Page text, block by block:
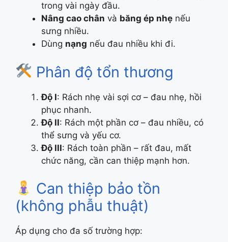
trong vài ngày đầu.
Nâng cao chân và băng ép nhẹ nếu
sưng nhiều.
Dùng nạng nếu đau nhiều khi đi.
Phân độ tổn thương
Độ I: Rách nhẹ vài sợi cơ – đau nhẹ, hồi
phục nhanh.
Độ II: Rách một phần cơ – đau nhiều, có
thể sưng và yếu cơ.
Độ III: Rách toàn phần – rất đau, mất
chức năng, cần can thiệp mạnh hơn.
Can thiệp bảo tồn
(không phẫu thuật)
Áp dụng cho đa số trường hợp: